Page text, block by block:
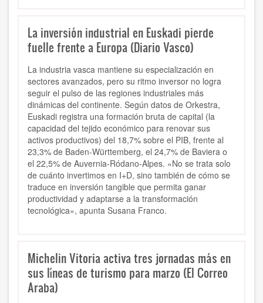
La inversión industrial en Euskadi pierde
fuelle frente a Europa (Diario Vasco)
La industria vasca mantiene su especialización en
sectores avanzados, pero su ritmo inversor no logra
seguir el pulso de las regiones industriales más
dinámicas del continente. Según datos de Orkestra,
Euskadi registra una formación bruta de capital (la
capacidad del tejido económico para renovar sus
activos productivos) del 18,7% sobre el PIB, frente al
23,3% de Baden-Württemberg, el 24,7% de Baviera o
el 22,5% de Auvernia-Ródano-Alpes. «No se trata solo
de cuánto invertimos en I+D, sino también de cómo se
traduce en inversión tangible que permita ganar
productividad y adaptarse a la transformación
tecnológica», apunta Susana Franco.
Michelin Vitoria activa tres jornadas más en
sus líneas de turismo para marzo (El Correo
Araba)